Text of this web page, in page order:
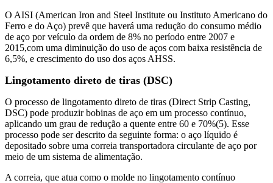
O AISI (American Iron and Steel Institute ou Instituto Americano do
Ferro e do Aço) prevê que haverá uma redução do consumo médio
de aço por veículo da ordem de 8% no período entre 2007 e
2015,com uma diminuição do uso de aços com baixa resistência de
6,5%, e crescimento do uso dos aços AHSS.
Lingotamento direto de tiras (DSC)
O processo de lingotamento direto de tiras (Direct Strip Casting,
DSC) pode produzir bobinas de aço em um processo contínuo,
aplicando um grau de redução a quente entre 60 e 70%(5). Esse
processo pode ser descrito da seguinte forma: o aço líquido é
depositado sobre uma correia transportadora circulante de aço por
meio de um sistema de alimentação.
A correia, que atua como o molde no lingotamento contínuo